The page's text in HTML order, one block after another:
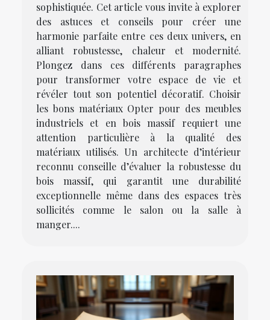
sophistiquée. Cet article vous invite à explorer
des astuces et conseils pour créer une
harmonie parfaite entre ces deux univers, en
alliant robustesse, chaleur et modernité.
Plongez dans ces différents paragraphes
pour transformer votre espace de vie et
révéler tout son potentiel décoratif. Choisir
les bons matériaux Opter pour des meubles
industriels et en bois massif requiert une
attention particulière à la qualité des
matériaux utilisés. Un architecte d’intérieur
reconnu conseille d’évaluer la robustesse du
bois massif, qui garantit une durabilité
exceptionnelle même dans des espaces très
sollicités comme le salon ou la salle à
manger....